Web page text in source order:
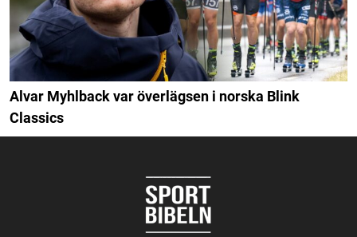
Alvar Myhlback var överlägsen i norska Blink
Classics